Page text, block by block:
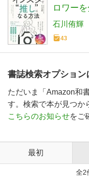
ロワー
石川侑輝
43
書誌検索オプション
ただいま「Amazon和
す。検索で本が見つか
こちらのお知らせをご
最初
全2